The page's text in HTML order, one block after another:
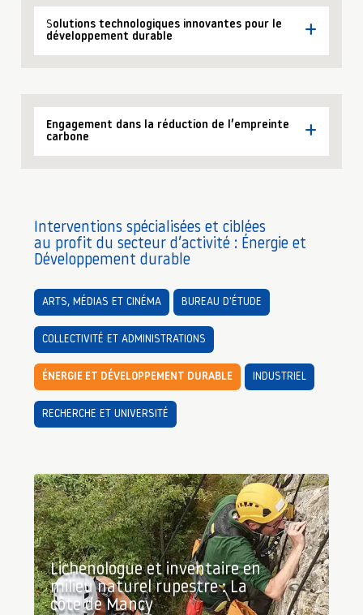
Solutions technologiques innovantes pour le
développement durable
Engagement dans la réduction de l’empreinte
carbone
Interventions spécialisées et ciblées
au profit du secteur d’activité : Énergie et
Développement durable
ARTS, MÉDIAS ET CINÉMA BUREAU D'ÉTUDE
COLLECTIVITÉ ET ADMINISTRATIONS
ÉNERGIE ET DÉVELOPPEMENT DURABLE INDUSTRIEL
RECHERCHE ET UNIVERSITÉ
Lichenologue et inventaire en
milieu naturel rupestre : La
côte de Mancy